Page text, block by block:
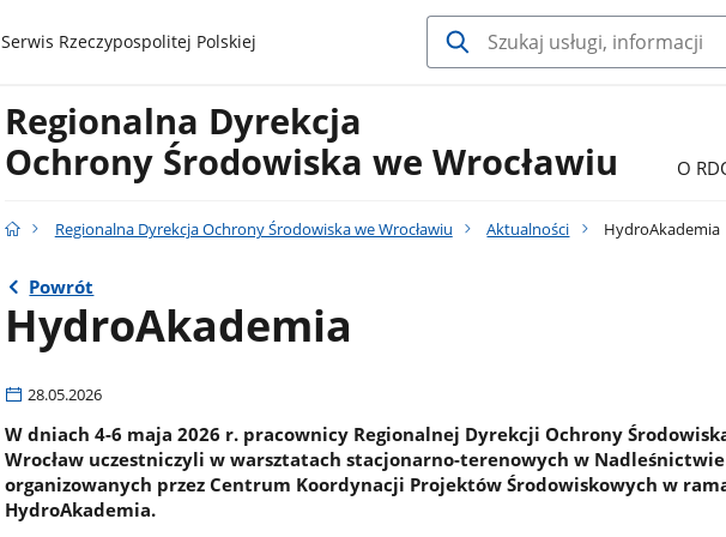
gov.pl
Serwis Rzeczypospolitej Polskiej
Regionalna Dyrekcja
Ochrony Środowiska we Wrocławiu
O
Regionalna Dyrekcja Ochrony Środowiska we Wrocławiu Aktualności HydroAkademia
Powrót
HydroAkademia
28.05.2026
W dniach 4-6 maja 2026 r. pracownicy Regionalnej Dyrekcji Ochrony
Wrocław uczestniczyli w warsztatach stacjonarno-terenowych w
organizowanych przez Centrum Koordynacji Projektów Środowiskowych w
HydroAkademia.